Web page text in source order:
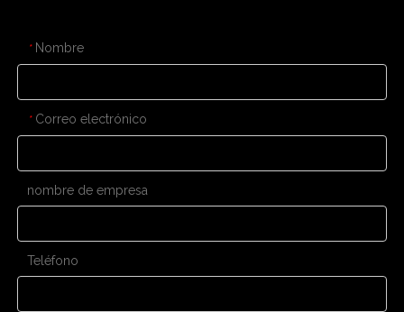
* Nombre
* Correo electrónico
nombre de empresa
Teléfono